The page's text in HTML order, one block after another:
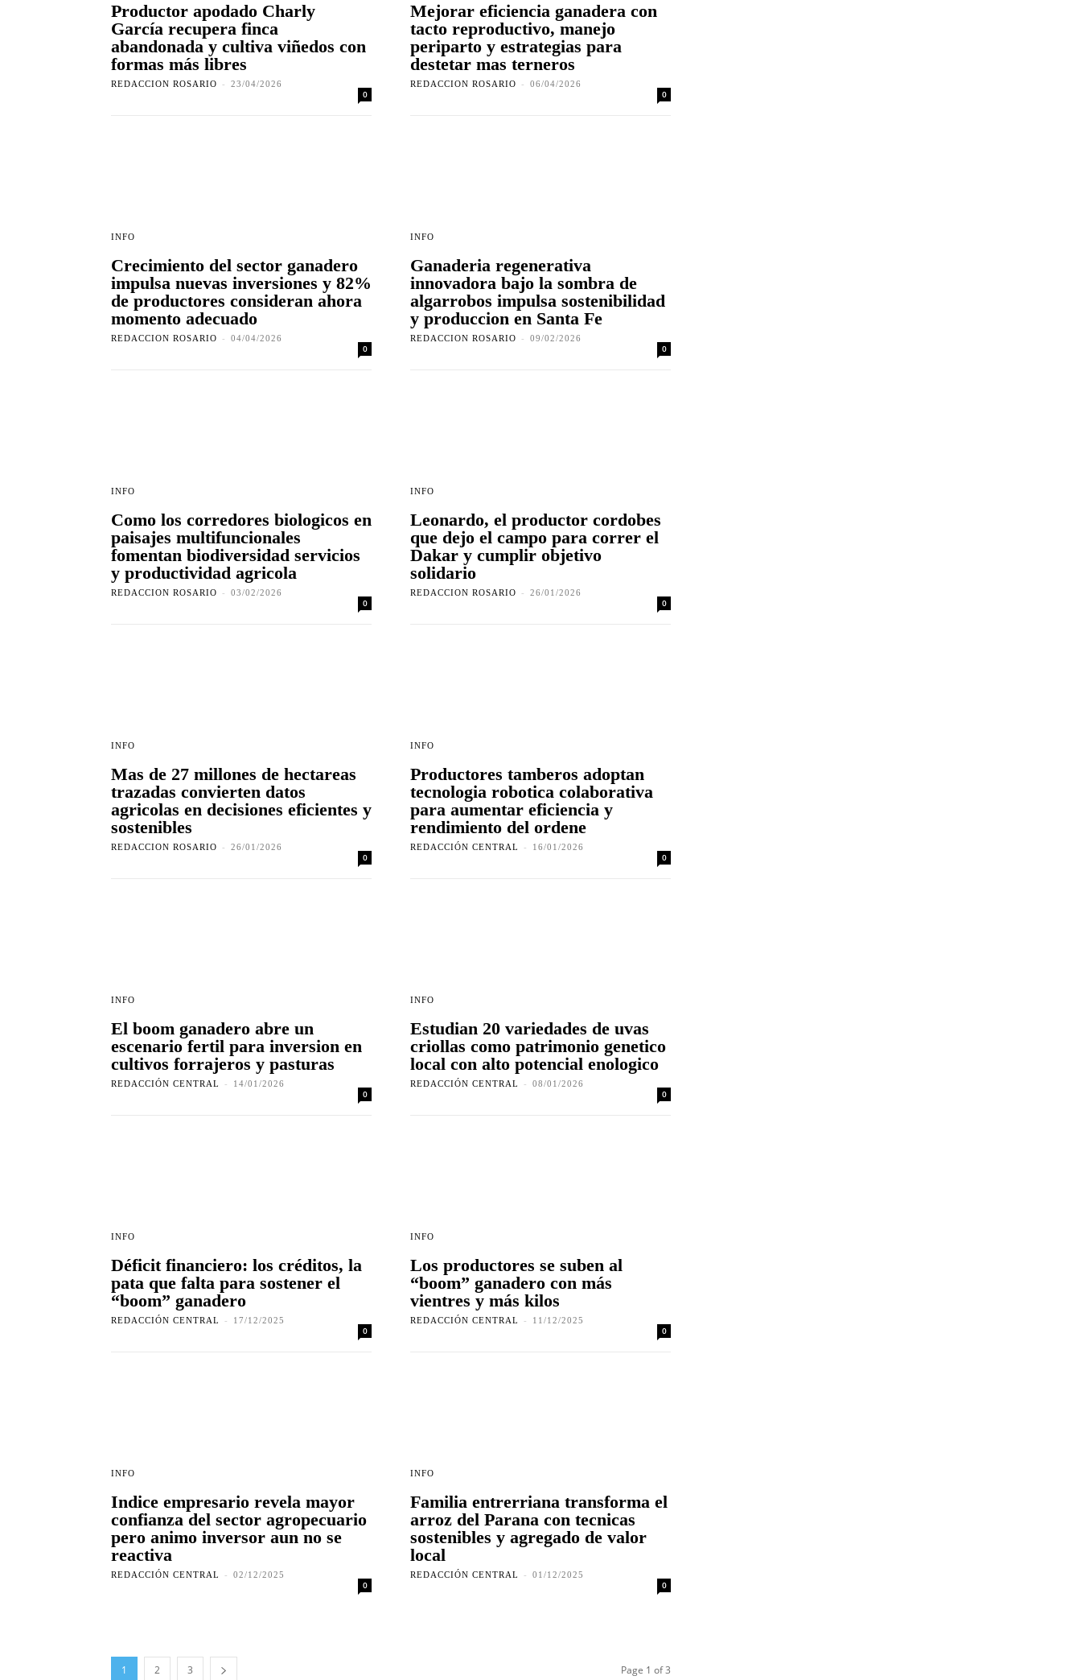
Productor apodado Charly
García recupera finca
abandonada y cultiva viñedos con
formas más libres
REDACCION ROSARIO - 23/04/2026
0
Mejorar eficiencia ganadera con
tacto reproductivo, manejo
periparto y estrategias para
destetar mas terneros
REDACCION ROSARIO - 06/04/2026
0
INFO
Crecimiento del sector ganadero
impulsa nuevas inversiones y 82%
de productores consideran ahora
momento adecuado
REDACCION ROSARIO - 04/04/2026
0
INFO
Ganaderia regenerativa
innovadora bajo la sombra de
algarrobos impulsa sostenibilidad
y produccion en Santa Fe
REDACCION ROSARIO - 09/02/2026
0
INFO
Como los corredores biologicos en
paisajes multifuncionales
fomentan biodiversidad servicios
y productividad agricola
REDACCION ROSARIO - 03/02/2026
0
INFO
Leonardo, el productor cordobes
que dejo el campo para correr el
Dakar y cumplir objetivo
solidario
REDACCION ROSARIO - 26/01/2026
0
INFO
Mas de 27 millones de hectareas
trazadas convierten datos
agricolas en decisiones eficientes y
sostenibles
REDACCION ROSARIO - 26/01/2026
0
INFO
Productores tamberos adoptan
tecnologia robotica colaborativa
para aumentar eficiencia y
rendimiento del ordene
REDACCIÓN CENTRAL - 16/01/2026
0
INFO
El boom ganadero abre un
escenario fertil para inversion en
cultivos forrajeros y pasturas
REDACCIÓN CENTRAL - 14/01/2026
0
INFO
Estudian 20 variedades de uvas
criollas como patrimonio genetico
local con alto potencial enologico
REDACCIÓN CENTRAL - 08/01/2026
0
INFO
Déficit financiero: los créditos, la
pata que falta para sostener el
“boom” ganadero
REDACCIÓN CENTRAL - 17/12/2025
0
INFO
Los productores se suben al
“boom” ganadero con más
vientres y más kilos
REDACCIÓN CENTRAL - 11/12/2025
0
INFO
Indice empresario revela mayor
confianza del sector agropecuario
pero animo inversor aun no se
reactiva
REDACCIÓN CENTRAL - 02/12/2025
0
INFO
Familia entrerriana transforma el
arroz del Parana con tecnicas
sostenibles y agregado de valor
local
REDACCIÓN CENTRAL - 01/12/2025
0
1 2 3 Page 1 of 3